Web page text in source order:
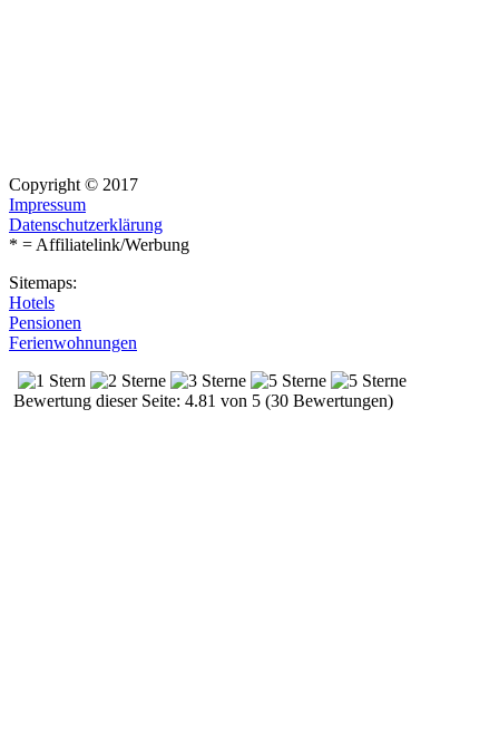
Copyright © 2017
Impressum
Datenschutzerklärung
* = Affiliatelink/Werbung
Sitemaps:
Hotels
Pensionen
Ferienwohnungen
Bewertung dieser Seite: 4.81 von 5 (30 Bewertungen)